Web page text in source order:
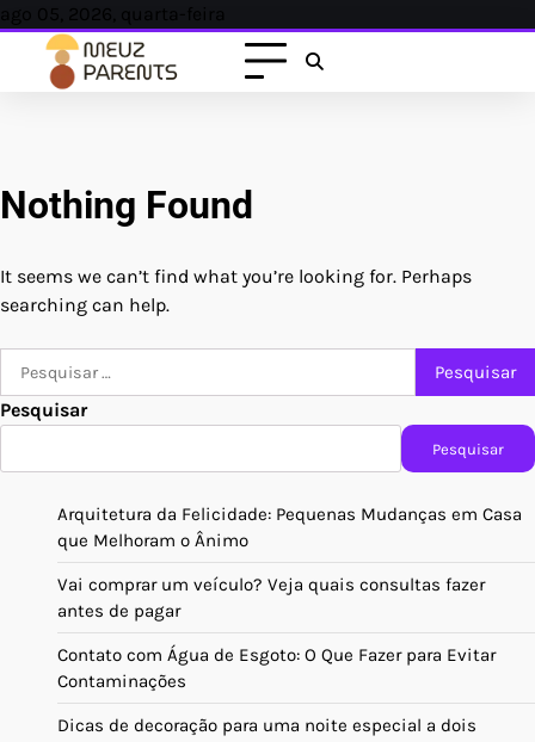
Skip
content
ago 05, 2026, quarta-feira
Nothing Found
It seems we can’t find what you’re looking for. Perhaps
searching can help.
Pesquisar
por:
Pesquisar
Pesquisar
Arquitetura da Felicidade: Pequenas Mudanças em Casa
que Melhoram o Ânimo
Vai comprar um veículo? Veja quais consultas fazer
antes de pagar
Contato com Água de Esgoto: O Que Fazer para Evitar
Contaminações
Dicas de decoração para uma noite especial a dois